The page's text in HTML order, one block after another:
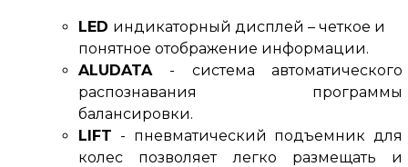
LED индикаторный дисплей – четкое и
понятное отображение информации.
ALUDATA - система автоматического
распознавания программы
балансировки.
LIFT - пневматический подъемник для
колес позволяет легко размещать и